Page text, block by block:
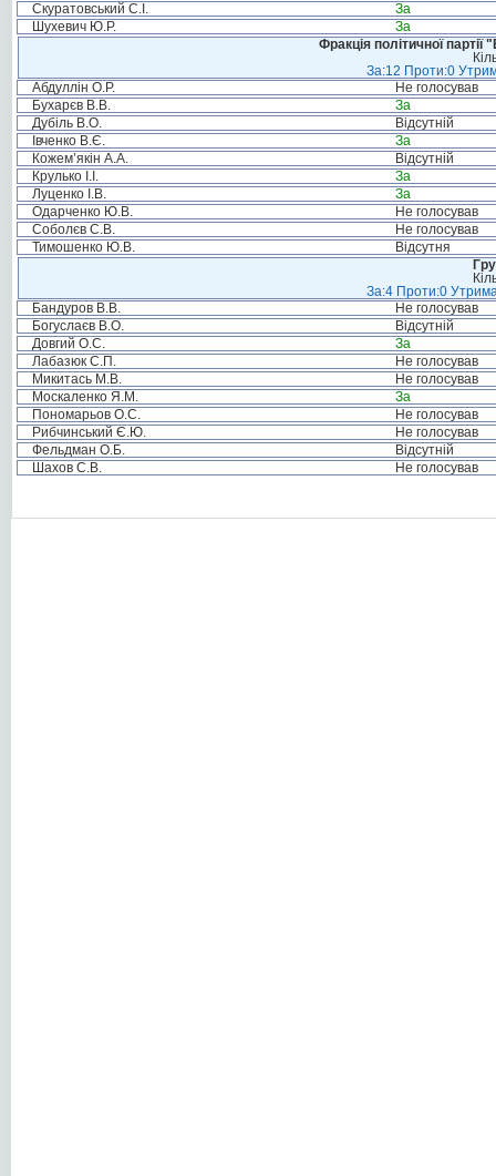
Скуратовський С.І.
За
Шухевич Ю.Р.
За
Фракція політичної
За:12 Проти:0
Абдуллін О.Р.
Не голосував
Бухарєв В.В.
За
Дубіль В.О.
Відсутній
Івченко В.Є.
За
Кожем’якін А.А.
Відсутній
Крулько І.І.
За
Луценко І.В.
За
Одарченко Ю.В.
Не голосував
Соболєв С.В.
Не голосував
Тимошенко Ю.В.
Відсутня
За:4 Проти:0
Бандуров В.В.
Не голосував
Богуслаєв В.О.
Відсутній
Довгий О.С.
За
Лабазюк С.П.
Не голосував
Микитась М.В.
Не голосував
Москаленко Я.М.
За
Пономарьов О.С.
Не голосував
Рибчинський Є.Ю.
Не голосував
Фельдман О.Б.
Відсутній
Шахов С.В.
Не голосував